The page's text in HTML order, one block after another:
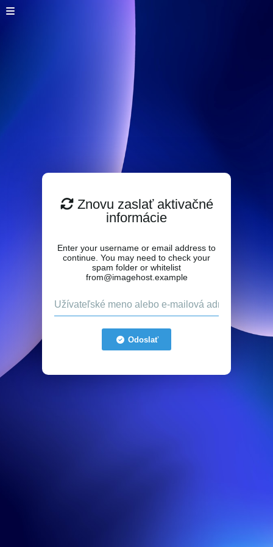
Znovu zaslať aktivačné
informácie
Enter your username or email address to
continue. You may need to check your
spam folder or whitelist
from@imagehost.example
Odoslať